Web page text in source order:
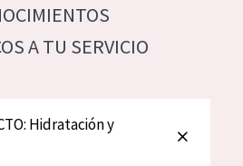
A TU SERVICIO
Hidratación y